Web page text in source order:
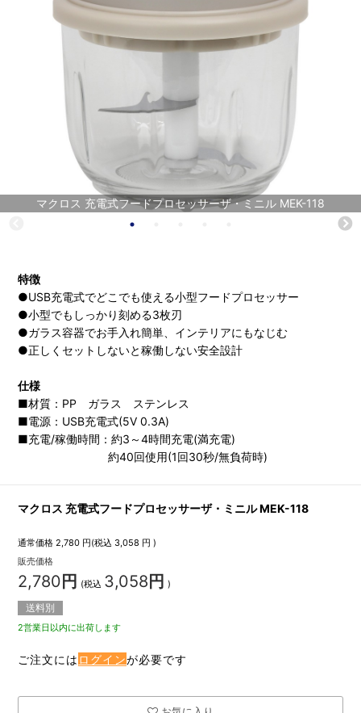
マクロス 充電式フードプロセッサーザ・ミニル MEK-118
特徴
●USB充電式でどこでも使える小型フードプロセッサー
●小型でもしっかり刻める3枚刃
●ガラス容器でお手入れ簡単、インテリアにもなじむ
●正しくセットしないと稼働しない安全設計
仕様
■材質：PP ガラス ステンレス
■電源：USB充電式(5V 0.3A)
■充電/稼働時間：約3～4時間充電(満充電)
約40回使用(1回30秒/無負荷時)
マクロス 充電式フードプロセッサーザ・ミニル MEK-118
通常価格 2,780 円(税込 3,058 円 )
販売価格
2,780 円 (税込 3,058 円 )
送料別
2営業日以内に出荷します
ご注文には ログインが必要です